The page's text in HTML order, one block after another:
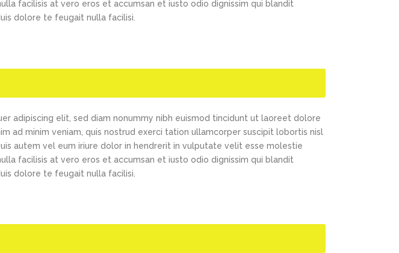
facilisis at vero eros et accumsan et iusto odio dignissim qui blandit
dolore te feugait nulla facilisi.
adipiscing elit, sed diam nonummy nibh euismod tincidunt ut laoreet dolore
ad minim veniam, quis nostrud exerci tation ullamcorper suscipit lobortis nisl
autem vel eum iriure dolor in hendrerit in vulputate velit esse molestie
facilisis at vero eros et accumsan et iusto odio dignissim qui blandit
dolore te feugait nulla facilisi.